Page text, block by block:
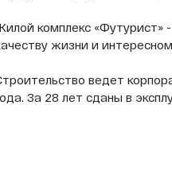
комплекс «Футурист»
жизни и
ведет
За 28 лет сданы в